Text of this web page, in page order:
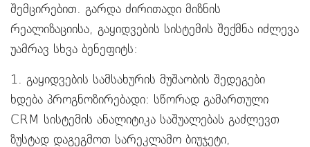
შემცირებით. გარდა ძირითადი მიზნის
რეალიზაციისა, გაყიდვების სისტემის შექმნა იძლევა
უამრავ სხვა ბენეფიტს:
1. გაყიდვების სამსახურის მუშაობის შედეგები
ხდება პროგნოზირებადი: სწორად გამართული
CRM სისტემის ანალიტიკა საშუალებას გაძლევთ
ზუსტად დაგეგმოთ სარეკლამო ბიუჯეტი,